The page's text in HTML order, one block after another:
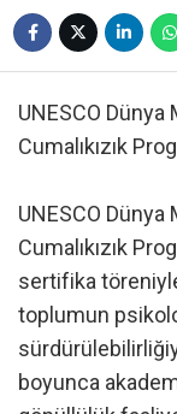
UNESCO Dünya
Cumalıkızık
UNESCO Dünya
Cumalıkızık
sertifika
toplumun
boyunca